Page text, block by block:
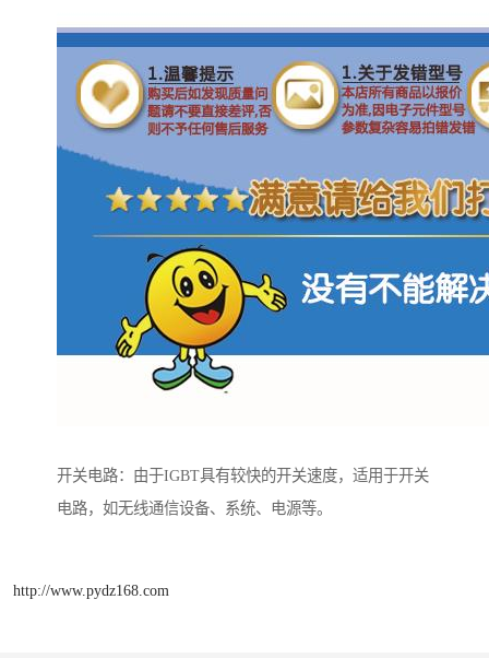
开关电路：由于IGBT具有较快的开关速度，适用于开关
电路，如无线通信设备、系统、电源等。
http://www.pydz168.com